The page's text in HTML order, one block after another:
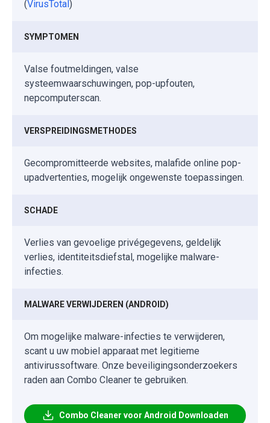
(VirusTotal )
SYMPTOMEN
Valse foutmeldingen, valse
systeemwaarschuwingen, pop-upfouten,
nepcomputerscan.
VERSPREIDINGSMETHODES
Gecompromitteerde websites, malafide online pop-
upadvertenties, mogelijk ongewenste toepassingen.
SCHADE
Verlies van gevoelige privégegevens, geldelijk
verlies, identiteitsdiefstal, mogelijke malware-
infecties.
MALWARE VERWIJDEREN (ANDROID)
Om mogelijke malware-infecties te verwijderen,
scant u uw mobiel apparaat met legitieme
antivirussoftware. Onze beveiligingsonderzoekers
raden aan Combo Cleaner te gebruiken.
Combo Cleaner voor Android Downloaden